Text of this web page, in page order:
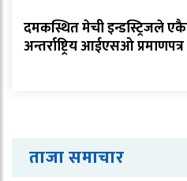
दमकस्थित मेची इन्डस्ट्रिजले
अन्तर्राष्ट्रिय आईएसओ प्रमाणपत्र
ताजा समाचार